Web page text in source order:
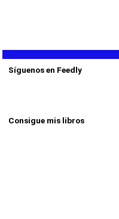
Síguenos en Feedly
Consigue mis libros